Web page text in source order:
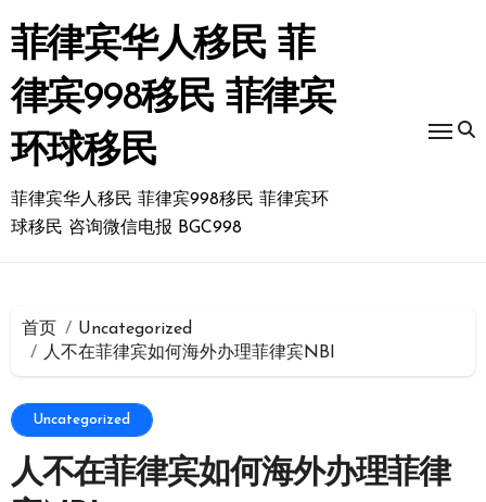
转
到
内
容
菲律宾华人移民 菲
律宾998移民 菲律宾
环球移民
菲律宾华人移民 菲律宾998移民 菲律宾环
球移民 咨询微信电报 BGC998
首页
Uncategorized
人不在菲律宾如何海外办理菲律宾NBI
Uncategorized
人不在菲律宾如何海外办理菲律